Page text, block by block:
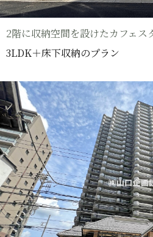
2階に収納空間を設けたカフェス
3LDK＋床下収納のプラン